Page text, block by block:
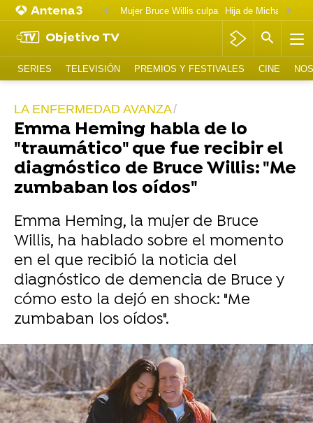
Mujer Bruce Willis culpa
Objetivo TV
SERIES TELEVISIÓN PREMIOS Y FESTIVALES CINE
LA ENFERMEDAD AVANZA
Emma Heming habla de lo
"traumático" que fue recibir el
diagnóstico de Bruce Willis: "Me
zumbaban los oídos"
Emma Heming, la mujer de Bruce
Willis, ha hablado sobre el momento
en el que recibió la noticia del
diagnóstico de demencia de Bruce y
cómo esto la dejó en shock: "Me
zumbaban los oídos".
Vídeo: Gtres | Foto: Cordon Press
La salud de Bruce Willis estaría
"empeorando rápidamente" y "no volverá
a ser el mismo": "Es terrible"